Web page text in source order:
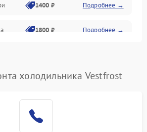
1400 ₽ Подробнее →
1800 ₽ Подробнее →
Frost 2600 ₽ Подробнее →
холодильника Vestfrost